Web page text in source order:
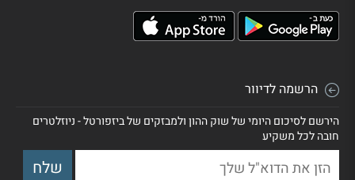
הרשמה לדיוור
הירשם לסיכום היומי של שוק ההון ולמבזקים של ביזפורטל - ניוזלטרים
חובה לכל משקיע